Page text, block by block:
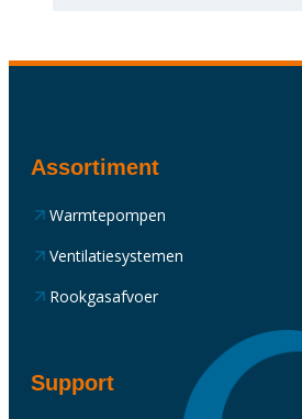
Assortiment
Warmtepompen
Ventilatiesystemen
Rookgasafvoer
Support